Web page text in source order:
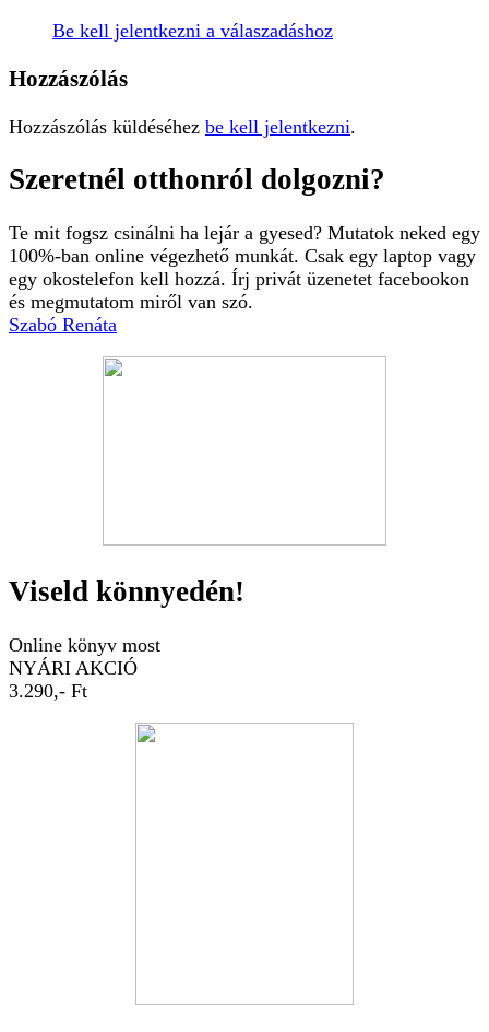
Be kell jelentkezni a válaszadáshoz
Hozzászólás
Hozzászólás küldéséhez be kell jelentkezni.
Szeretnél otthonról dolgozni?
Te mit fogsz csinálni ha lejár a gyesed? Mutatok neked egy
100%-ban online végezhető munkát. Csak egy laptop vagy
egy okostelefon kell hozzá. Írj privát üzenetet facebookon
és megmutatom miről van szó.
Szabó Renáta
Viseld könnyedén!
Online könyv most
NYÁRI AKCIÓ
3.290,- Ft